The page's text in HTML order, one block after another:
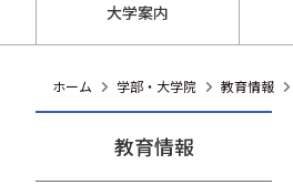
大学案内
ホーム 学部・大学院 教育情報
教育情報